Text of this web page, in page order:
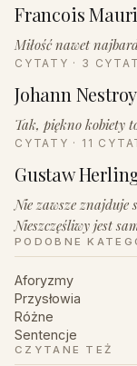
Francois
Miłość nawet
CYTATY · 3
Johann
Tak, piękno kobiety
CYTATY · 11
Gustaw
Nie zawsze znajduje
Nieszczęśliwy jest
PODOBNE
Aforyzmy
Przysłowia
Różne
Sentencje
CZYTANE TEŻ